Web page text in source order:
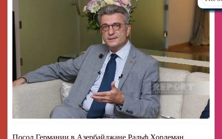
Посол Германии в Азербайджане Ральф Хорлеман